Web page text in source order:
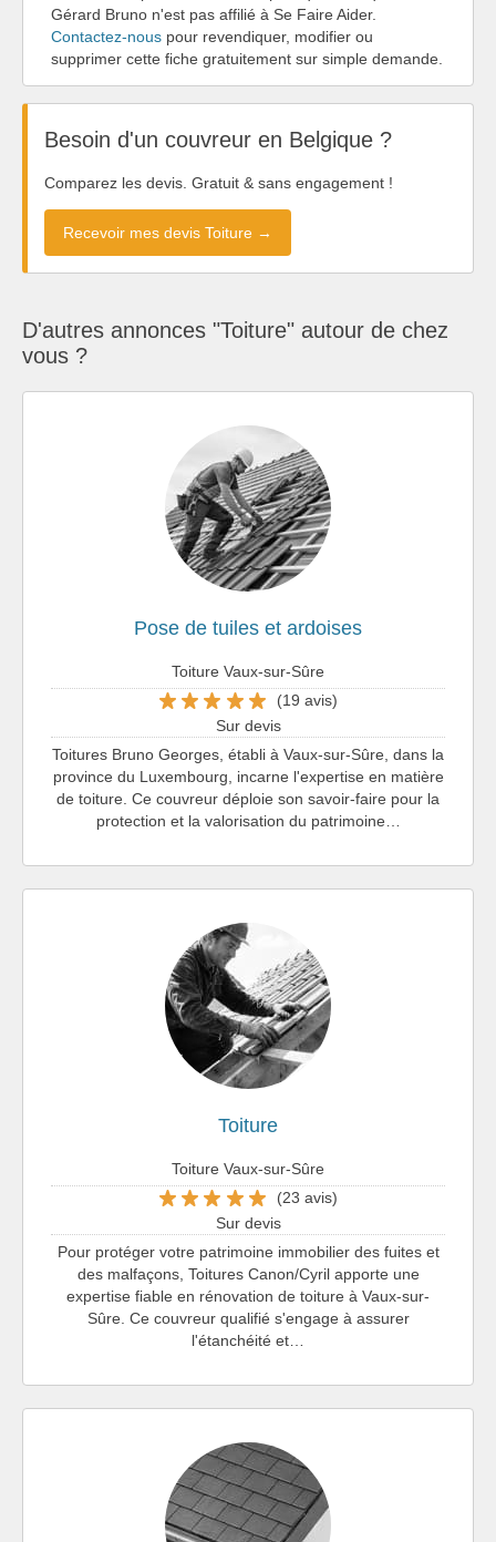
Gérard Bruno n'est pas affilié à Se Faire Aider.
Contactez-nous pour revendiquer, modifier ou
supprimer cette fiche gratuitement sur simple demande.
Besoin d'un couvreur en Belgique ?
Comparez les devis. Gratuit & sans engagement !
Recevoir mes devis Toiture →
D'autres annonces "Toiture" autour de chez
vous ?
Pose de tuiles et ardoises
Toiture Vaux-sur-Sûre
(19 avis)
Sur devis
Toitures Bruno Georges, établi à Vaux-sur-Sûre, dans la
province du Luxembourg, incarne l'expertise en matière
de toiture. Ce couvreur déploie son savoir-faire pour la
protection et la valorisation du patrimoine…
Toiture
Toiture Vaux-sur-Sûre
(23 avis)
Sur devis
Pour protéger votre patrimoine immobilier des fuites et
des malfaçons, Toitures Canon/Cyril apporte une
expertise fiable en rénovation de toiture à Vaux-sur-
Sûre. Ce couvreur qualifié s'engage à assurer
l'étanchéité et…